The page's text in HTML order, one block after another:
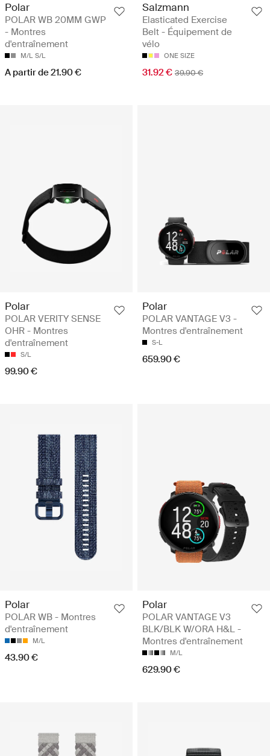
Polar
POLAR WB 20MM GWP
- Montres
d'entraînement
M/L S/L
A partir de 21.90 €
Salzmann
Elasticated Exercise
Belt - Équipement de
vélo
ONE SIZE
31.92 € 39.90 €
Polar
POLAR VERITY SENSE
OHR - Montres
d'entraînement
S/L
99.90 €
Polar
POLAR VANTAGE V3 -
Montres d'entraînement
S-L
659.90 €
Polar
POLAR WB - Montres
d'entraînement
M/L
43.90 €
Polar
POLAR VANTAGE V3
BLK/BLK W/ORA H&L -
Montres d'entraînement
M/L
629.90 €